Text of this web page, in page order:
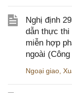
Nghị định
dẫn thực thi
miễn hợp
ngoài
Ngoại giao